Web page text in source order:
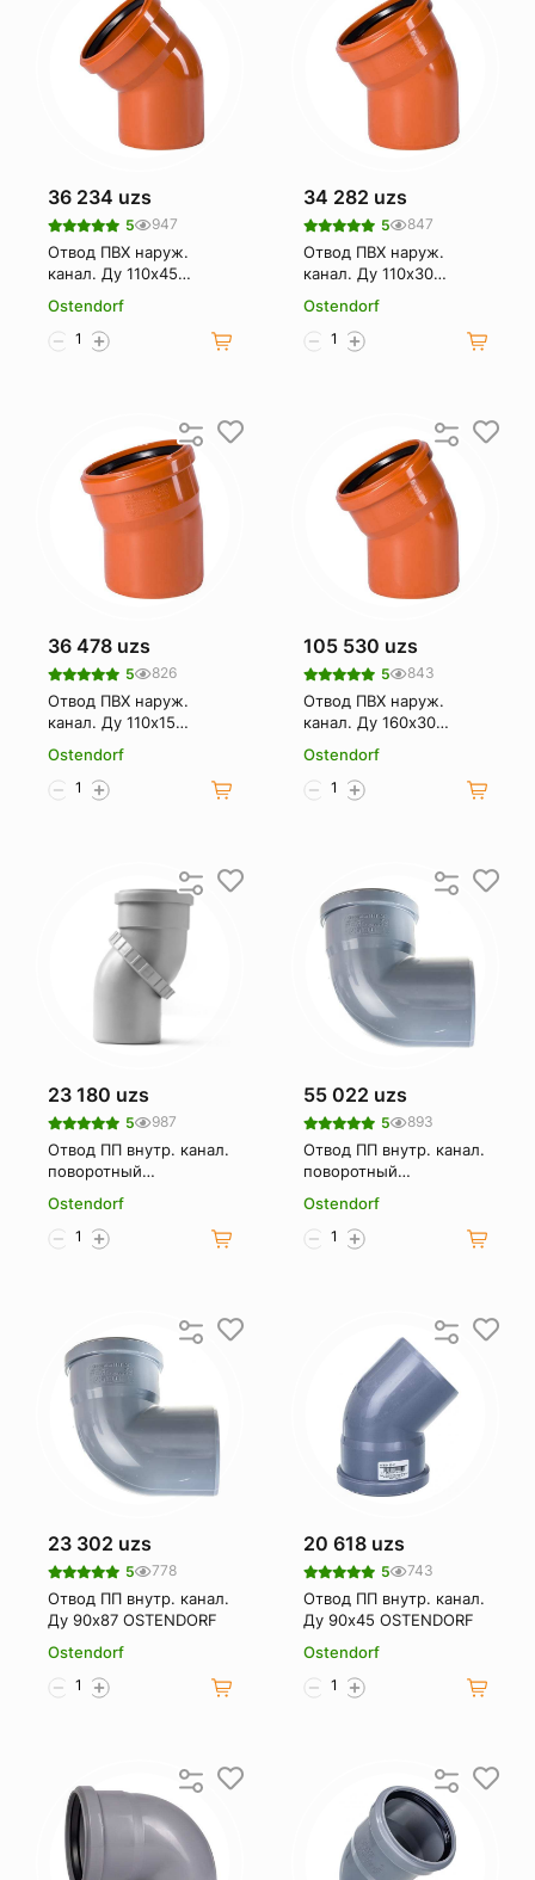
36 234 uzs
5 947
Отвод ПВХ наруж.
канал. Ду 110х45
Ostendorf
34 282 uzs
5 847
Отвод ПВХ наруж.
канал. Ду 110х30
Ostendorf
36 478 uzs
5 826
Отвод ПВХ наруж.
канал. Ду 110х15
Ostendorf
105 530 uzs
5 843
Отвод ПВХ наруж.
канал. Ду 160х30
Ostendorf
23 180 uzs
5 987
Отвод ПП внутр. канал.
поворотный
OSTENDORF
Ostendorf
55 022 uzs
5 893
Отвод ПП внутр. канал.
поворотный
OSTENDORF
Ostendorf
23 302 uzs
5 778
Отвод ПП внутр. канал.
Ду 90х87 OSTENDORF
Ostendorf
20 618 uzs
5 743
Отвод ПП внутр. канал.
Ду 90х45 OSTENDORF
Ostendorf